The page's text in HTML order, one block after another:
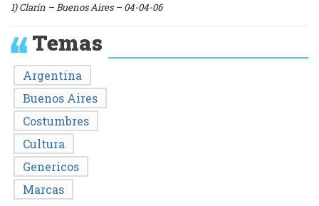
1) Clarín – Buenos Aires – 04-04-06
Temas
Argentina
Buenos Aires
Costumbres
Cultura
Genericos
Marcas